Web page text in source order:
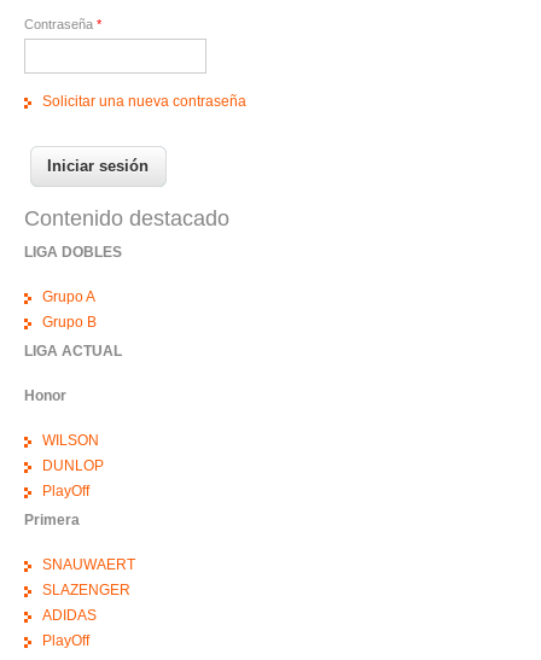
Contraseña *
Solicitar una nueva contraseña
Contenido destacado
LIGA DOBLES
Grupo A
Grupo B
LIGA ACTUAL
Honor
WILSON
DUNLOP
PlayOff
Primera
SNAUWAERT
SLAZENGER
ADIDAS
PlayOff